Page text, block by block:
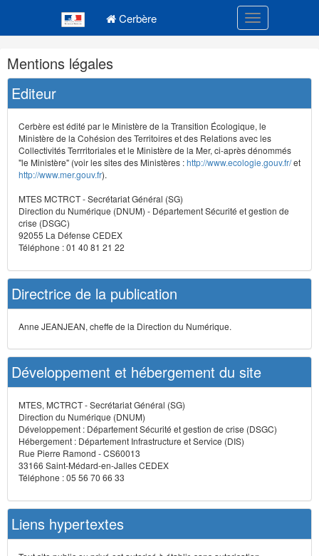
Cerbère Toggle
Navigation
et
outils
annexes
Mentions légales
Editeur
Cerbère est édité par le Ministère de la Transition Écologique, le
Ministère de la Cohésion des Territoires et des Relations avec les
Collectivités Terrritoriales et le Ministère de la Mer, ci-après dénommés
"le Ministère" (voir les sites des Ministères :http://www.ecologie.gouv.fr/et
http://www.mer.gouv.fr).
MTES MCTRCT - Secrétariat Général (SG)
Direction du Numérique (DNUM) - Département Sécurité et gestion de
crise (DSGC)
92055 La Défense CEDEX
Téléphone : 01 40 81 21 22
Directrice de la publication
Anne JEANJEAN, cheffe de la Direction du Numérique.
Développement et hébergement du site
MTES, MCTRCT - Secrétariat Général (SG)
Direction du Numérique (DNUM)
Développement : Département Sécurité et gestion de crise (DSGC)
Hébergement : Département Infrastructure et Service (DIS)
Rue Pierre Ramond - CS60013
33166 Saint-Médard-en-Jalles CEDEX
Téléphone : 05 56 70 66 33
Liens hypertextes